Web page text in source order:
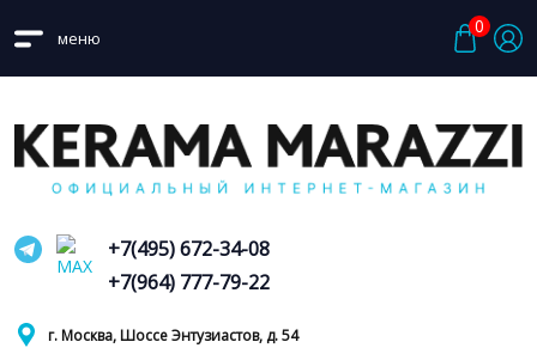
меню
0
г. Москва, Шоссе Энтузиастов, д. 54
+7(495) 672-34-08
+7(964) 777-79-22